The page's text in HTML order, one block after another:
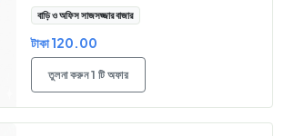
বাড়ি ও অফিস সাজসজ্জার বাজার
টাকা 120.00
তুলনা করুন 1 টি অফার